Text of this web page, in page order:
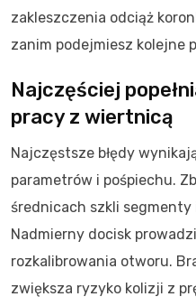
zakleszczenia odciąż
zanim podejmiesz kolejne
Najczęściej
pracy z wiertnicą
Najczęstsze błędy
parametrów i pośpiechu.
średnicach szkli segmenty
Nadmierny docisk
rozkalibrowania otworu.
zwiększa ryzyko kolizji z